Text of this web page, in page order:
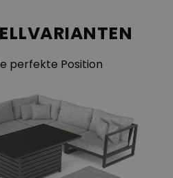
perfekte Position